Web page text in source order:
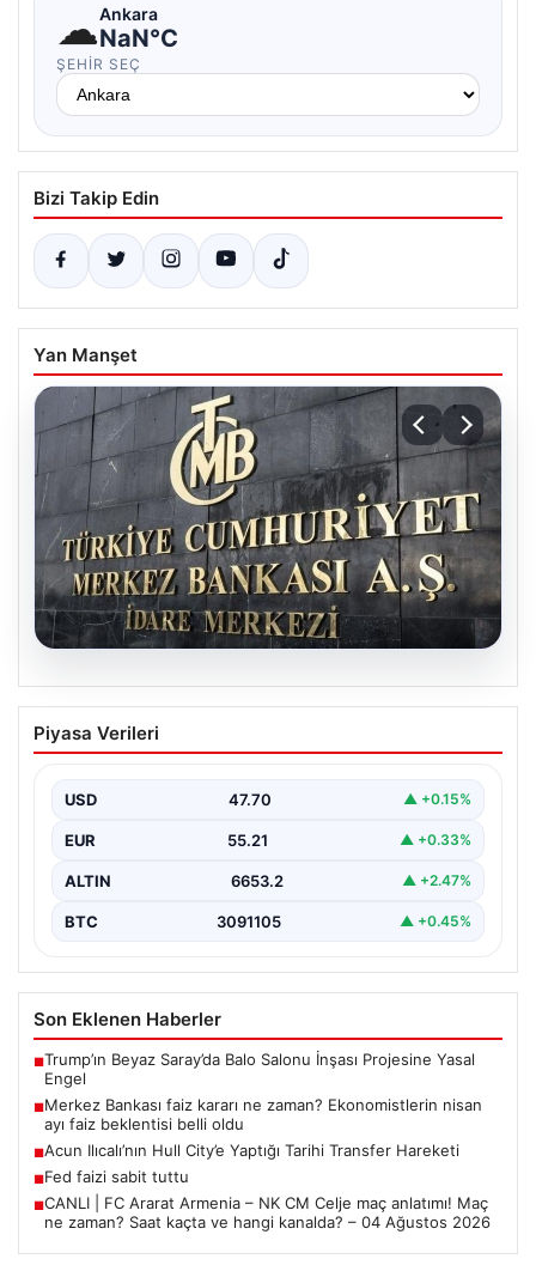
☁Ankara
NaN°C
ŞEHIR SEÇ
Bizi Takip Edin
Yan Manşet
Merkez Bankası faiz kararı ne zaman?
Ekonomistlerin nisan ayı faiz beklentisi
Piyasa Verileri
USD 47.70 ▲ +0.15%
EUR 55.21 ▲ +0.33%
ALTIN 6653.2 ▲ +2.47%
BTC 3091105 ▲ +0.45%
Son Eklenen Haberler
■Trump’ın Beyaz Saray’da Balo Salonu İnşası Projesine Yasal
Engel
■Merkez Bankası faiz kararı ne zaman? Ekonomistlerin nisan
ayı faiz beklentisi belli oldu
■Acun Ilıcalı’nın Hull City’e Yaptığı Tarihi Transfer Hareketi
■Fed faizi sabit tuttu
■CANLI | FC Ararat Armenia – NK CM Celje maç anlatımı! Maç
ne zaman? Saat kaçta ve hangi kanalda? – 04 Ağustos 2026